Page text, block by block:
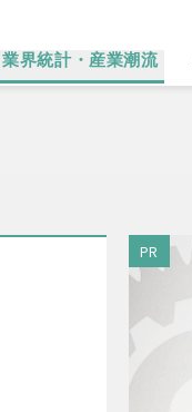
業界統計・産業潮流
PR